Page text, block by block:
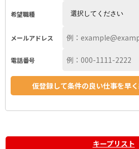
希望職種
メールアドレス
電話番号
キープリスト